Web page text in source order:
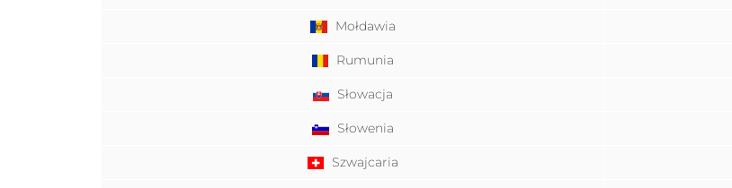
Mołdawia
Rumunia
Słowacja
Słowenia
Szwajcaria